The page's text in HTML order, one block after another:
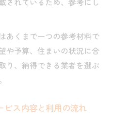
ハウスクリーニングの
ングで満足度を高める
活用で感じる安心と快
あくまで一つの参考材料で
や予算、住まいの状況に合
り、納得できる業者を選ぶ
ビス内容と利用の流れ